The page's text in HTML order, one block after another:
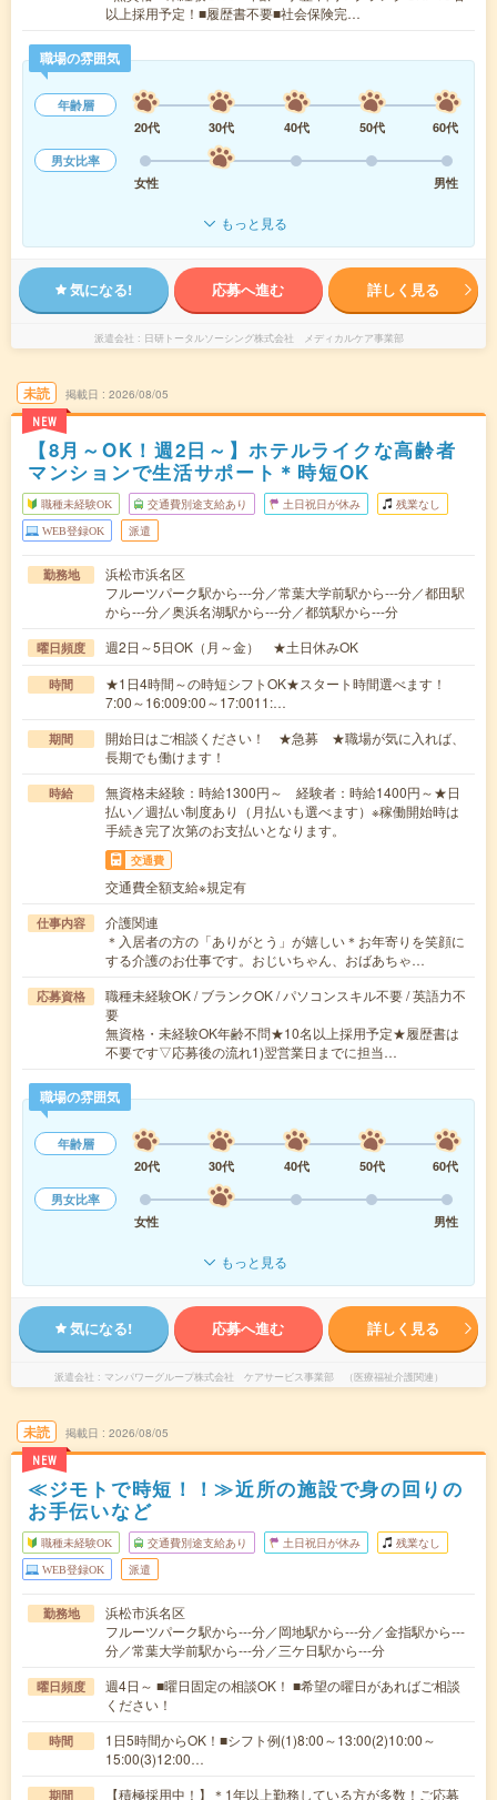
以上採用予定！■履歴書不要■社会保険完…
職場の雰囲気
年齢層
20代
30代 40代 50代
60代
男女比率
女性
男性
もっと見る
気になる! 応募へ進む 詳しく見る
派遣会社 日研トータルソーシング株式会社 メディカルケア事業部
未読
NEW
掲載日 2026/08/05
【8月～OK！週2日～】ホテルライクな高齢者
マンションで生活サポート＊時短OK
職種未経験OK 交通費別途支給あり 土日祝日が休み 残業なし
WEB登録OK 派遣
勤務地
浜松市浜名区
フルーツパーク駅から---分／常葉大学前駅から---分／都田駅
から---分／奥浜名湖駅から---分／都筑駅から---分
曜日頻度 週2日～5日OK（月～金） ★土日休みOK
時間
★1日4時間～の時短シフトOK★スタート時間選べます！
7:00～16:009:00～17:0011:…
期間
開始日はご相談ください！ ★急募 ★職場が気に入れば、
長期でも働けます！
時給
無資格未経験：時給1300円～ 経験者：時給1400円～★日
払い／週払い制度あり（月払いも選べます）※稼働開始時は
手続き完了次第のお支払いとなります。
交通費
交通費全額支給※規定有
仕事内容
介護関連
＊入居者の方の「ありがとう」が嬉しい＊お年寄りを笑顔に
する介護のお仕事です。おじいちゃん、おばあちゃ…
応募資格
職種未経験OK / ブランクOK / パソコンスキル不要 / 英語力不
要
無資格・未経験OK年齢不問★10名以上採用予定★履歴書は
不要です▽応募後の流れ1)翌営業日までに担当…
職場の雰囲気
年齢層
20代
30代 40代 50代
60代
男女比率
女性
男性
もっと見る
気になる! 応募へ進む 詳しく見る
派遣会社 マンパワーグループ株式会社 ケアサービス事業部 （医療福祉介護関連）
未読
NEW
掲載日 2026/08/05
≪ジモトで時短！！≫近所の施設で身の回りの
お手伝いなど
職種未経験OK 交通費別途支給あり 土日祝日が休み 残業なし
WEB登録OK 派遣
勤務地
浜松市浜名区
フルーツパーク駅から---分／岡地駅から---分／金指駅から---
分／常葉大学前駅から---分／三ケ日駅から---分
曜日頻度
週4日～ ■曜日固定の相談OK！ ■希望の曜日があればご相談
ください！
時間
1日5時間からOK！■シフト例(1)8:00～13:00(2)10:00～
15:00(3)12:00…
期間
【積極採用中！】＊1年以上勤務している方が多数！ご応募